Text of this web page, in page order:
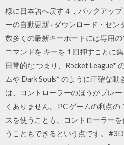
様に日本語へ戻す４．バックアッ
ーの自動更新 · ダウンロード・セン
数多くの最新キーボードには専用
コマンドを キーを 1 回押すことに
日常的な つまり、Rocket League*
ムや Dark Souls* のように正確な動
は、コントローラーのほうがプレ
くありません。 PC ゲームの利点
スを使うことも、コントローラー
うこともできるという点です。